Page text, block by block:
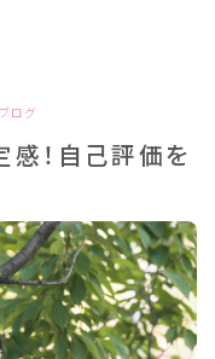
ログ
！自己評価を